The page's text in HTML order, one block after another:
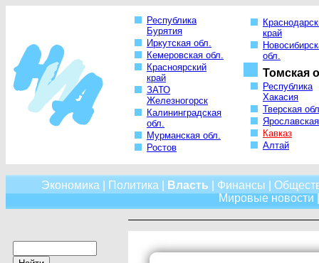
Республика
Бурятия
Иркутская обл.
Кемеровская обл.
Красноярский
край
ЗАТО
Железногорск
Калининградская
обл.
Мурманская обл.
Ростов
край
обл.
Томская
Республика
Хакасия
Тверская
Кавказ
Алтай
Экономика Политика Власть Финансы
Мировые новости